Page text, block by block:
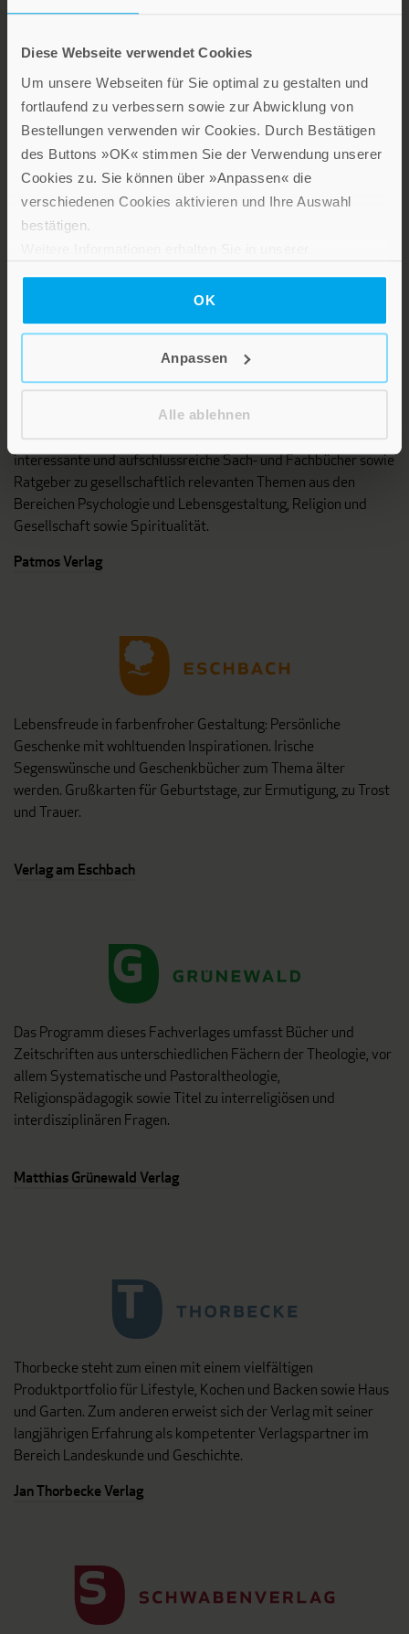
Diese Webseite verwendet Cookies
Um unsere Webseiten für Sie optimal zu gestalten und
fortlaufend zu verbessern sowie zur Abwicklung von
Bestellungen verwenden wir Cookies. Durch Bestätigen
des Buttons »OK« stimmen Sie der Verwendung unserer
Cookies zu. Sie können über »Anpassen« die
verschiedenen Cookies aktivieren und Ihre Auswahl
bestätigen.
OK
Anpassen
Alle ablehnen
LEBE GUT MAGAZIN
NEWSLETTER
KARRIERE
KUNDENINFO
Die Verlage der Verlagsgruppe
Patmos
interessante und aufschlussreiche Sach- und Fachbücher sowie
Ratgeber zu gesellschaftlich relevanten Themen aus den
Bereichen Psychologie und Lebensgestaltung, Religion und
Gesellschaft sowie Spiritualität.
Patmos Verlag
Lebensfreude in farbenfroher Gestaltung: Persönliche
Geschenke mit wohltuenden Inspirationen. Irische
Segenswünsche und Geschenkbücher zum Thema älter
werden. Grußkarten für Geburtstage, zur Ermutigung, zu Trost
und Trauer.
Verlag am Eschbach
Das Programm dieses Fachverlages umfasst Bücher und
Zeitschriften aus unterschiedlichen Fächern der Theologie, vor
allem Systematische und Pastoraltheologie,
Religionspädagogik sowie Titel zu interreligiösen und
interdisziplinären Fragen.
Matthias Grünewald Verlag
Thorbecke steht zum einen mit einem vielfältigen
Produktportfolio für Lifestyle, Kochen und Backen sowie Haus
und Garten. Zum anderen erweist sich der Verlag mit seiner
langjährigen Erfahrung als kompetenter Verlagspartner im
Bereich Landeskunde und Geschichte.
Jan Thorbecke Verlag